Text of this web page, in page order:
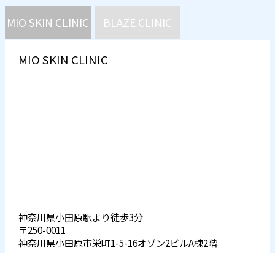
MIO SKIN CLINIC BLAZE CLINIC
MIO SKIN CLINIC
神奈川県小田原駅より徒歩3分
〒250-0011
神奈川県小田原市栄町1-5-16オゾン2ビルA棟2階